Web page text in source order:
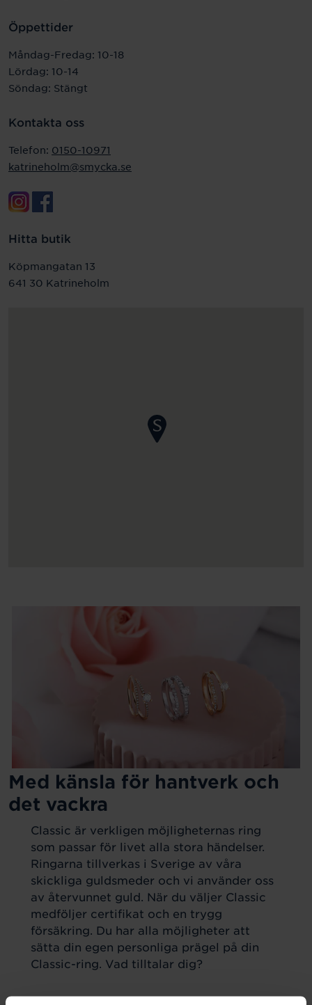
Öppettider
Måndag-Fredag: 10-18
Lördag: 10-14
Söndag: Stängt
Kontakta oss
Telefon: 0150-10971
katrineholm@smycka.se
Hitta butik
Köpmangatan 13
641 30 Katrineholm
Med känsla för hantverk och
det vackra
Classic är verkligen möjligheternas ring
som passar för livet alla stora händelser.
Ringarna tillverkas i Sverige av våra
skickliga guldsmeder och vi använder oss
av återvunnet guld. När du väljer Classic
medföljer certifikat och en trygg
försäkring. Du har alla möjligheter att
sätta din egen personliga prägel på din
Classic-ring. Vad tilltalar dig?